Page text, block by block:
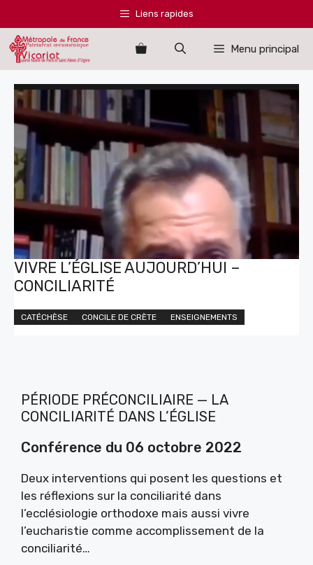
au
contenu
Liens rapides
Menu principal
VIVRE L’ÉGLISE AUJOURD’HUI –
CONCILIARITÉ
CATÉCHÈSE CONCILE DE CRÈTE ENSEIGNEMENTS
PÉRIODE PRÉCONCILIAIRE — LA
CONCILIARITÉ DANS L’ÉGLISE
Conférence du 06 octobre 2022
Deux interventions qui posent les questions et
les réflexions sur la conciliarité dans
l’ecclésiologie orthodoxe mais aussi vivre
l’eucharistie comme accomplissement de la
conciliarité…